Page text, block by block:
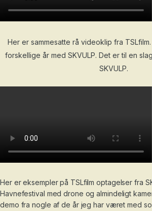
Her er sammesatte rå videoklip fra
forskellige år med SKVULP. Det er til en
SKVULP.
Her er eksempler på TSLfilm optagelser fra
Havnefestival med drone og almindeligt
demo fra nogle af de år jeg har været med